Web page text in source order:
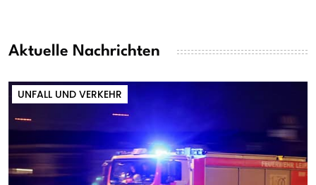
Aktuelle Nachrichten
UNFALL UND VERKEHR